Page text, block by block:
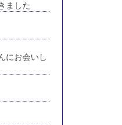
ました
にお会いし